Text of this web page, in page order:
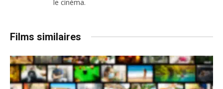
le cinéma.
Films similaires